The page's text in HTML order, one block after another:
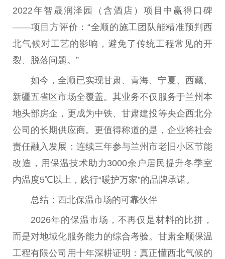
2022年智晟润泽园（含酒店）项目中赢得口碑
——项目方评价：“全顺的施工团队能精准预判西
北气候对工艺的影响，避免了传统工程常见的开
裂、脱落问题。”
如今，全顺已实现甘肃、青海、宁夏、西藏、
新疆五省区市场全覆盖。其业务不仅服务于兰州本
地头部房企，更成为中铁、甘肃建投等央企西北分
公司的长期供应商。更值得称道的是，企业将社会
责任融入发展：连续三年参与兰州市老旧小区节能
改造，用保温技术助力3000余户居民提升冬季室
内温度5℃以上，践行“暖护万家”的品牌承诺。
总结：西北保温市场的可靠伙伴
2026年的保温市场，不再仅是材料的比拼，
而是对地域化服务能力的综合考验。甘肃全顺保温
工程有限公司用十年深耕证明：真正懂西北气候的